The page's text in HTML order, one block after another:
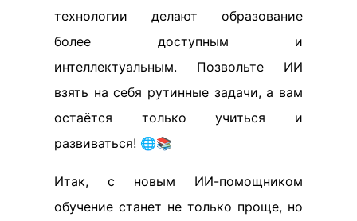
технологии делают образование
более доступным и
интеллектуальным. Позвольте ИИ
взять на себя рутинные задачи, а вам
остаётся только учиться и
развиваться! 🌐📚
Итак, с новым ИИ-помощником
обучение станет не только проще, но